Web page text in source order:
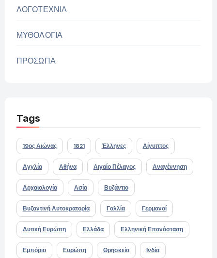
ΛΟΓΟΤΕΧΝΙΑ
ΜΥΘΟΛΟΓΙΑ
ΠΡΟΣΩΠΑ
Tags
19ος Αιώνας 1821 Έλληνες Αίγυπτος
Αγγλία Αθήνα Αιγαίο Πέλαγος Αναγέννηση
Αρχαιολογία Ασία Βυζάντιο
Βυζαντινή Αυτοκρατορία Γαλλία Γερμανοί
Δυτική Ευρώπη Ελλάδα Ελληνική Επανάσταση
Εμπόριο Ευρώπη Θρησκεία Ινδία